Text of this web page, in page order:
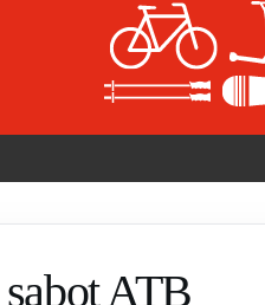
ATB